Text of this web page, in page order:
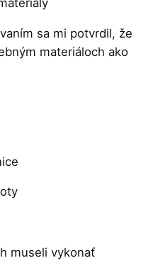
sa mi potvrdil, že
materiáloch ako
museli vykonať